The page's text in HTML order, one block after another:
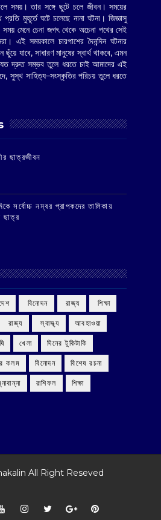
সময়। তার সঙ্গে ছুটে চলে জীবন। সময়ের
মুহূর্তে ঘটে চলেছে নানা ঘটনা। জিজ্ঞাসু
মেনে চেনা জগৎ থেকে অচেনা পথের সেই
এই সময়কালে চারপাশের দৈনন্দিন ঘটনার
যাবে, সাধারণ মানুষের স্বার্থ থাকবে, এমন
দ্রুত সম্ভব তুলে ধরতে চাই আমাদের এই
সুস্থ সাহিত্য–সংস্কৃতির পরিচয় তুলে ধরতে
ছাত্রজীবন
সর্বোচ্চ নম্বর প্রাপকদের তালিকায়
ছাত্র
‌ বিনোদন ‌ রাজ্য ‌ শিক্ষা
‌ রাজ্য ‌ স্বাস্থ্য আবহাওয়া
খেলা দিনের টুকিটাকি
কলম বিনোদন বিশেষ রচনা
রাশিফল শিক্ষা
All Right Reseved